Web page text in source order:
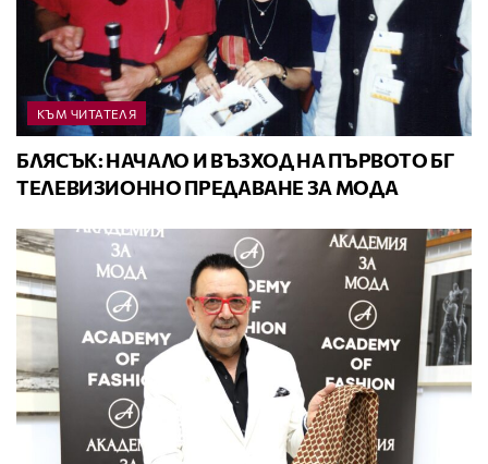
КЪМ ЧИТАТЕЛЯ
БЛЯСЪК: НАЧАЛО И ВЪЗХОД НА ПЪРВОТО БГ
ТЕЛЕВИЗИОННО ПРЕДАВАНЕ ЗА МОДА